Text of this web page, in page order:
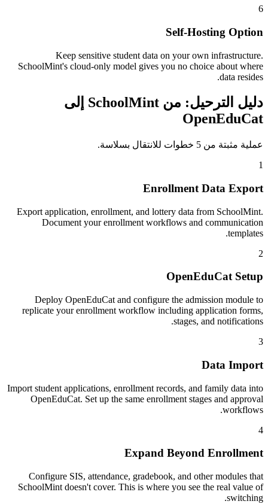
6
Self-Hosting Option
Keep sensitive student data on your own infrastructure.
SchoolMint's cloud-only model gives you no choice about where
data resides.
دليل الترحيل: من SchoolMint إلى
OpenEduCat
عملية مثبتة من 5 خطوات للانتقال بسلاسة.
1
Enrollment Data Export
Export application, enrollment, and lottery data from SchoolMint.
Document your enrollment workflows and communication
templates.
2
OpenEduCat Setup
Deploy OpenEduCat and configure the admission module to
replicate your enrollment workflow including application forms,
stages, and notifications.
3
Data Import
Import student applications, enrollment records, and family data into
OpenEduCat. Set up the same enrollment stages and approval
workflows.
4
Expand Beyond Enrollment
Configure SIS, attendance, gradebook, and other modules that
SchoolMint doesn't cover. This is where you see the real value of
switching.